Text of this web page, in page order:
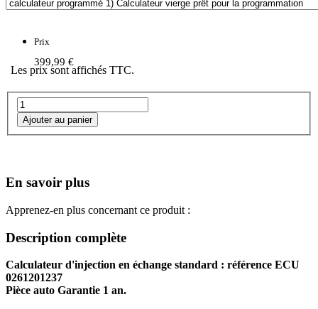
Prix
399,99 €
Les prix sont affichés TTC.
En savoir plus
Apprenez-en plus concernant ce produit :
Description complète
Calculateur d'injection en échange standard : référence ECU
0261201237
Pièce auto Garantie 1 an.